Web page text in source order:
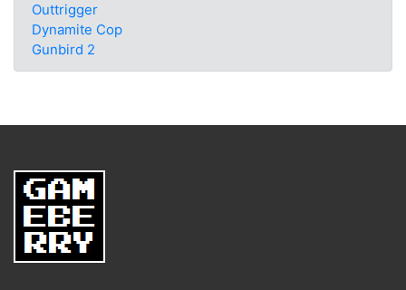
Outtrigger
Dynamite Cop
Gunbird 2